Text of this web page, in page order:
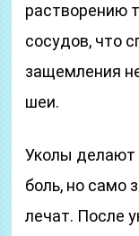
растворению
сосудов, что
защемления
шеи.
Уколы делают
боль, но само
лечат. После